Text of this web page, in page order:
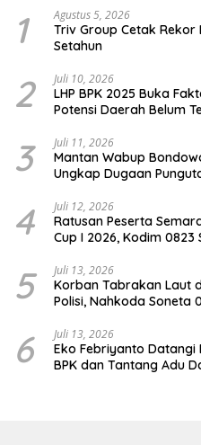
1 Agustus 5, 2026
Triv Group Cetak
Setahun
2 Juli 10, 2026
LHP BPK 2025 Buka
Potensi Daerah Belum
3 Juli 11, 2026
Mantan Wabup
Ungkap Dugaan
4 Juli 12, 2026
Ratusan Peserta
Cup I 2026, Kodim
5 Juli 13, 2026
Korban Tabrakan Laut
Polisi, Nahkoda Soneta
6 Juli 13, 2026
Eko Febriyanto Datangi
BPK dan Tantang Adu